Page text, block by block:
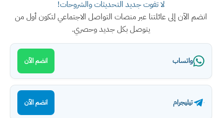
لا تفوت جديد التحديثات والشروحات!
انضم الآن إلى عائلتنا عبر منصات التواصل الاجتماعي لتكون أول من
يتوصل بكل جديد وحصري.
واتساب انضم الآن
تيليجرام انضم الآن